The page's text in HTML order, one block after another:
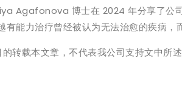
Agafonova 博士在 2024 年分享了公
能力治疗曾经被认为无法治愈的疾病，
转载本文章，不代表我公司支持文中所